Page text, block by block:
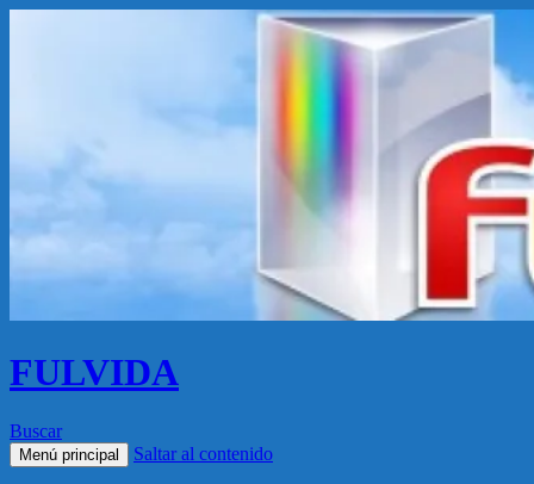
FULVIDA
Buscar
Menú principal Saltar al contenido